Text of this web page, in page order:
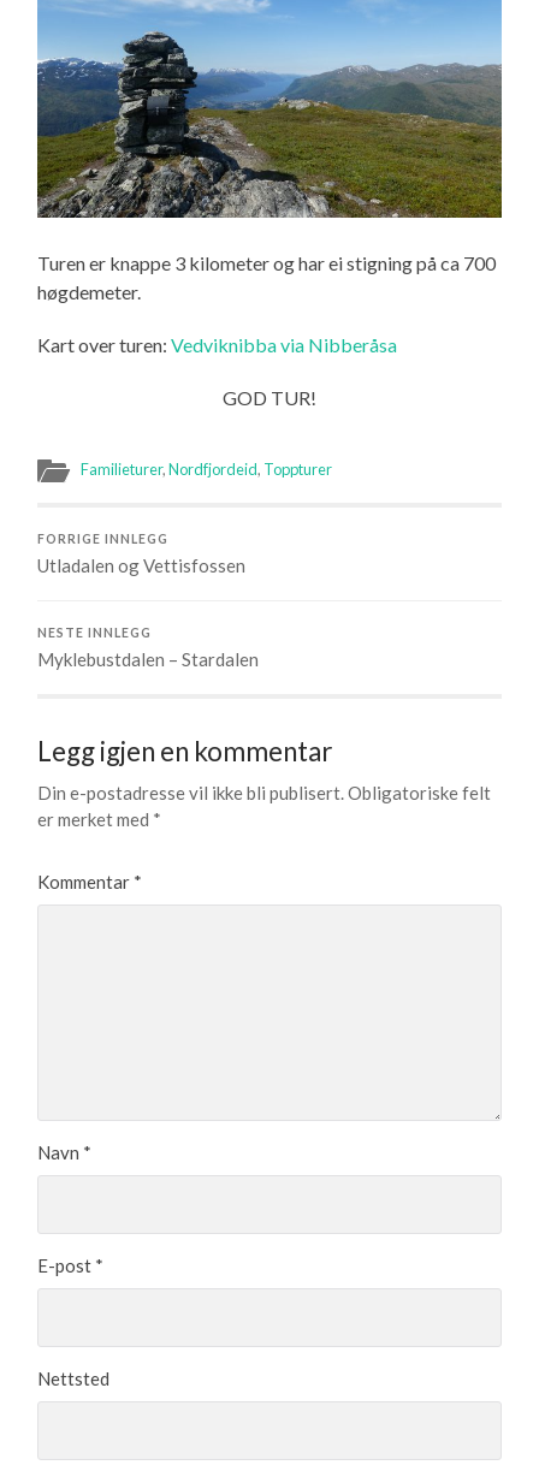
Turen er knappe 3 kilometer og har ei stigning på ca 700
høgdemeter.
Kart over turen:Vedviknibba via Nibberåsa
GOD TUR!
Familieturer,Nordfjordeid, Toppturer
FORRIGE INNLEGG
Utladalen og Vettisfossen
NESTE INNLEGG
Myklebustdalen – Stardalen
Legg igjen en kommentar
Din e-postadresse vil ikke bli publisert.Obligatoriske felt
er merket med *
Kommentar *
Navn *
E-post *
Nettsted